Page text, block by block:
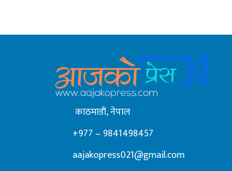
काठमाडाैं, नेपाल
+977 – 9841498457
aajakopress021@gmail.com